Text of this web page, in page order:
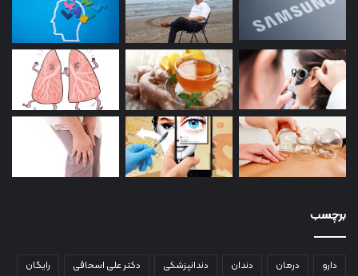
برچسب
دارو درمان دندان دندانپزشکی دکتر علی اسحاقی
رایگان